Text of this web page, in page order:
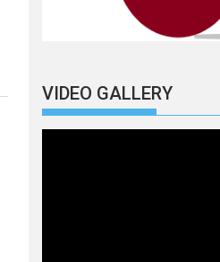
VIDEO GALLERY